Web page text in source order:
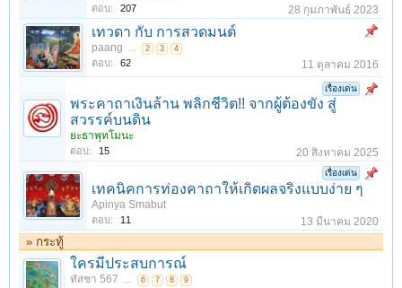
ตอบ: 207 28 กุมภาพันธ์ 2023
เทวดา กับ การสวดมนต์
paang ... 2 3 4
ตอบ: 62 11 ตุลาคม 2016
เรื่องเด่น
พระคาถาเงินล้าน พลิกชีวิต!! จากผู้ต้องขัง สู่
สวรรค์บนดิน
ยะธาพุทโมนะ
ตอบ: 15 20 สิงหาคม 2025
เรื่องเด่น
เทคนิคการท่องคาถาให้เกิดผลจริงแบบง่าย ๆ
Apinya Smabut
ตอบ: 11 13 มีนาคม 2020
» กระทู้
ใครมีประสบการณ์
ทัสชา 567 ... 6 7 8 9